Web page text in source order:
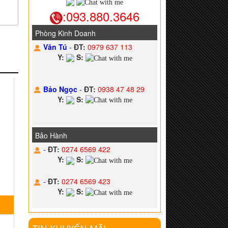
:093.880.3646
Phòng Kinh Doanh
Văn Tú-ĐT: 0979 637 113
Y:
S:
Bảo Ngọc-ĐT: 0938 47 48 29
Y:
S:
Bảo Hành
-ĐT: 0274 6569 422
Y:
S:
-ĐT: 0274 6569 423
Y:
S: